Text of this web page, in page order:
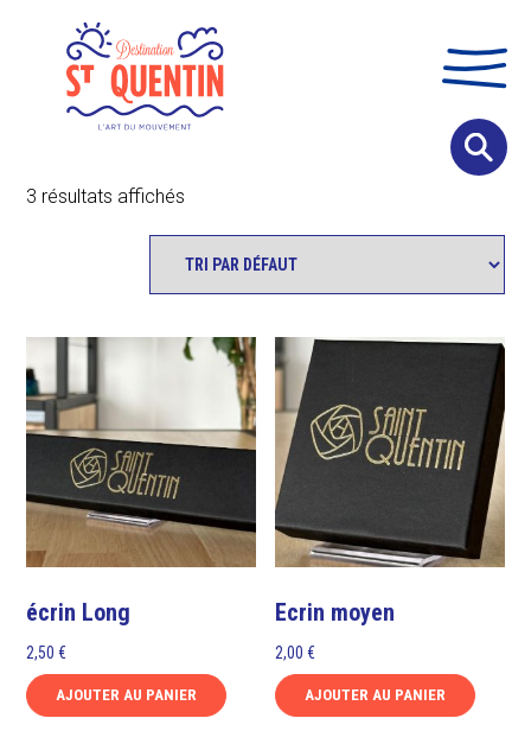
3 résultats affichés
écrin Long
2,50€
AJOUTER AU PANIER
Ecrin moyen
2,00€
AJOUTER AU PANIER